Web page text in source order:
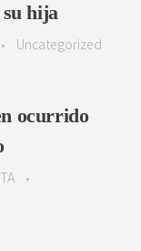
hija
Uncategorized
ocurrido